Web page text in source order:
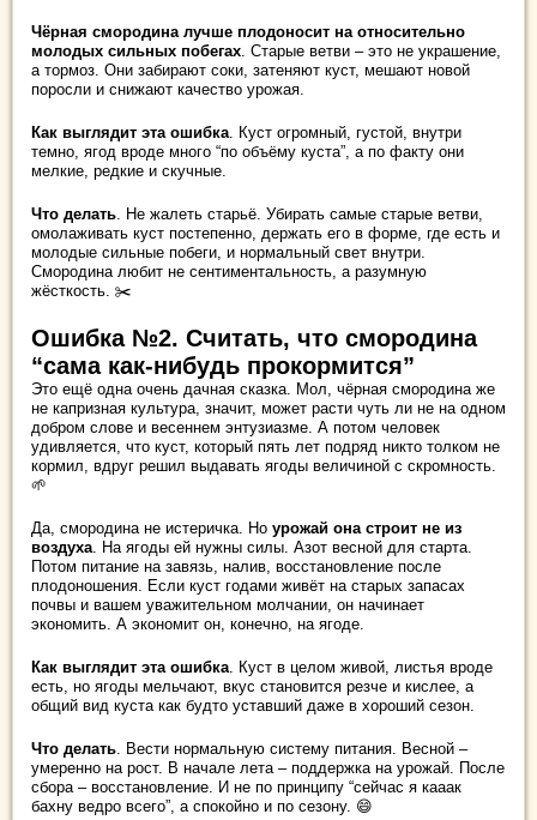
Чёрная смородина лучше плодоносит на относительно
молодых сильных побегах. Старые ветви – это не украшение,
а тормоз. Они забирают соки, затеняют куст, мешают новой
поросли и снижают качество урожая.
Как выглядит эта ошибка. Куст огромный, густой, внутри
темно, ягод вроде много “по объёму куста”, а по факту они
мелкие, редкие и скучные.
Что делать. Не жалеть старьё. Убирать самые старые ветви,
омолаживать куст постепенно, держать его в форме, где есть и
молодые сильные побеги, и нормальный свет внутри.
Смородина любит не сентиментальность, а разумную
жёсткость. ✂️
Ошибка №2. Считать, что смородина
“сама как-нибудь прокормится”
Это ещё одна очень дачная сказка. Мол, чёрная смородина же
не капризная культура, значит, может расти чуть ли не на одном
добром слове и весеннем энтузиазме. А потом человек
удивляется, что куст, который пять лет подряд никто толком не
кормил, вдруг решил выдавать ягоды величиной с скромность.
🌱
Да, смородина не истеричка. Но урожай она строит не из
воздуха. На ягоды ей нужны силы. Азот весной для старта.
Потом питание на завязь, налив, восстановление после
плодоношения. Если куст годами живёт на старых запасах
почвы и вашем уважительном молчании, он начинает
экономить. А экономит он, конечно, на ягоде.
Как выглядит эта ошибка. Куст в целом живой, листья вроде
есть, но ягоды мельчают, вкус становится резче и кислее, а
общий вид куста как будто уставший даже в хороший сезон.
Что делать. Вести нормальную систему питания. Весной –
умеренно на рост. В начале лета – поддержка на урожай. После
сбора – восстановление. И не по принципу “сейчас я кааак
бахну ведро всего”, а спокойно и по сезону. 😄